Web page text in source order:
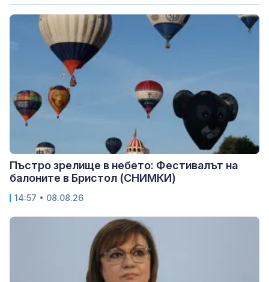
Пъстро зрелище в небето: Фестивалът на
балоните в Бристол (СНИМКИ)
14:57 • 08.08.26